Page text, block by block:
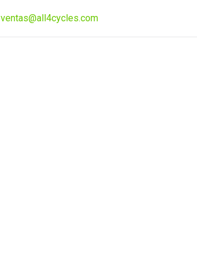
ventas@all4cycles.com